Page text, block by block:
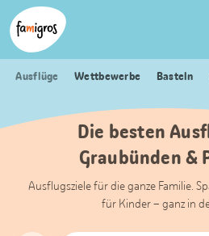
Sprungmarken
Navigation
Header
Logo
Ausflüge Wettbewerbe Basteln
Die besten
Graubünden &
Ausflugsziele für die ganze Familie.
für Kinder – ganz in